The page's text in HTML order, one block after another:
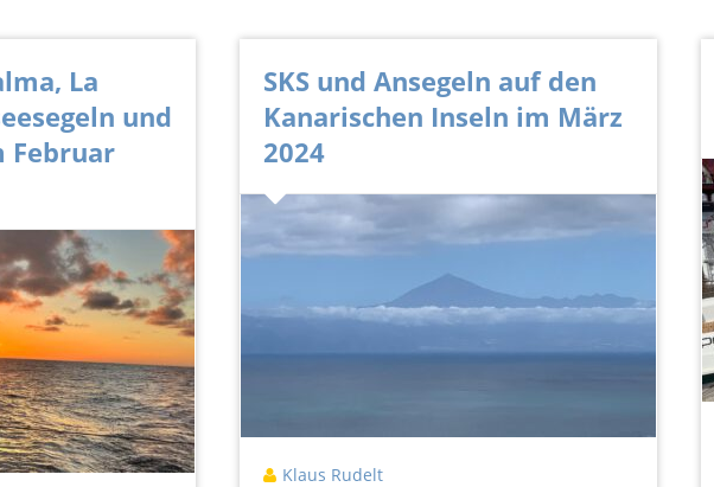
La
und
Februar
SKS und Ansegeln auf den
Kanarischen Inseln im März
2024
Klaus Rudelt